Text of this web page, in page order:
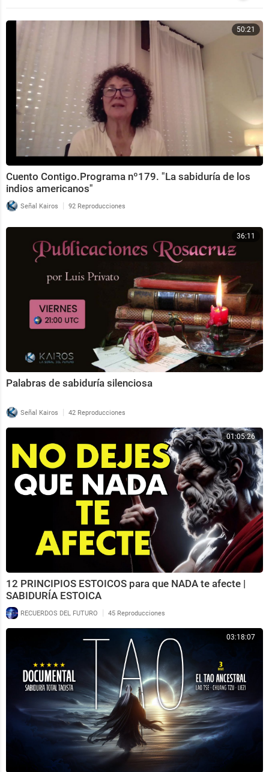
50:21
Cuento Contigo.Programa nº179. "La sabiduría de los
indios americanos"
Señal Kairos | 92 Reproducciones
36:11
Palabras de sabiduría silenciosa
Señal Kairos | 42 Reproducciones
01:05:26
12 PRINCIPIOS ESTOICOS para que NADA te afecte |
SABIDURÍA ESTOICA
RECUERDOS DEL FUTURO | 45 Reproducciones
03:18:07